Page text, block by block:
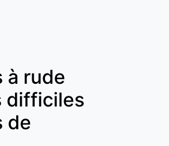
à rude
difficiles
de